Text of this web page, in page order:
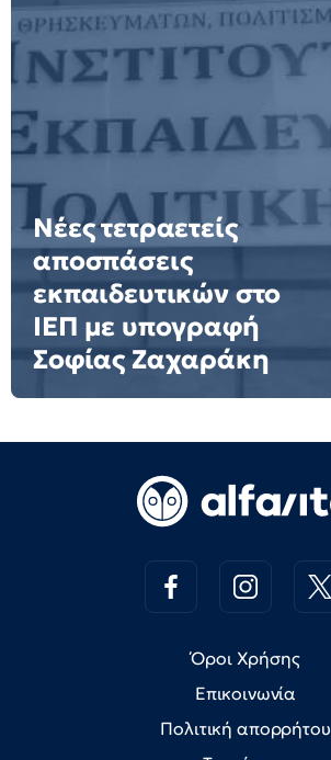
Νέες τετραετείς
αποσπάσεις
εκπαιδευτικών στο
ΙΕΠ με υπογραφή
Σοφίας Ζαχαράκη
Όροι Χρήσης
Επικοινωνία
Πολιτική απορρήτου